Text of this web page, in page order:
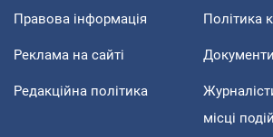
Правова інформація Політика
Реклама на сайті Документи
Редакційна політика
місці подій